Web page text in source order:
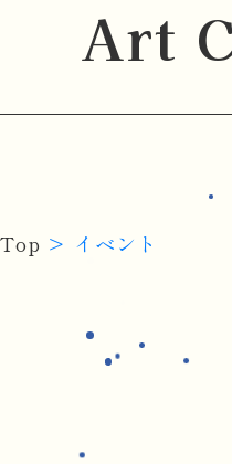
Art
Top イベント